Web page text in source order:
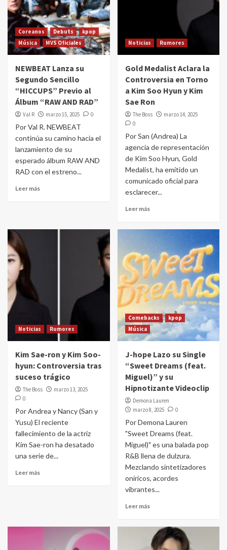
Coreanos Debuts
kpop
Música
MVS Oficiales
NEWBEAT Lanza su
Segundo Sencillo
“HICCUPS” Previo al
Álbum “RAW AND RAD”
Val R marzo 15, 2025 0
Por Val R. NEWBEAT
continúa su camino hacia el
lanzamiento de su
esperado álbum RAW AND
RAD con el estreno...
Leer más
Noticias Rumores
Gold Medalist Aclara la
Controversia en Torno
a Kim Soo Hyun y Kim
Sae Ron
The Boss
marzo 14, 2025
0
Por San (Andrea) La
agencia de representación
de Kim Soo Hyun, Gold
Medalist, ha emitido un
comunicado oficial para
esclarecer...
Leer más
Noticias Rumores
Kim Sae-ron y Kim Soo-
hyun: Controversia tras
suceso trágico
The Boss
marzo 13, 2025
0
Por Andrea y Nancy (San y
Yusu) El reciente
fallecimiento de la actriz
Kim Sae-ron ha desatado
una serie de...
Leer más
Comebacks
kpop
Música
J-hope Lazo su Single
“Sweet Dreams (feat.
Miguel)” y su
Hipnotizante Videoclip
Demona Lauren
marzo 8, 2025
0
Por Demona Lauren
"Sweet Dreams (feat.
Miguel)" es una balada pop
R&B llena de dulzura.
Mezclando sintetizadores
oníricos, acordes
vibrantes...
Leer más